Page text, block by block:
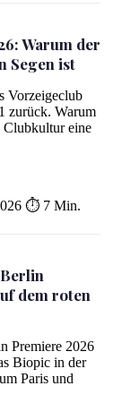
Platz 21 ein
Warum der
Segen ist
Vorzeigeclub
zurück. Warum
Clubkultur eine
⏱ 7 Min.
dem roten
Premiere 2026
Biopic in der
Paris und